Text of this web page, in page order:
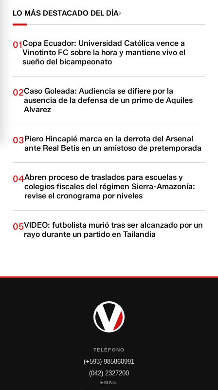
LO MÁS DESTACADO DEL DÍA
01Copa Ecuador: Universidad Católica vence a
Vinotinto FC sobre la hora y mantiene vivo el
sueño del bicampeonato
02Caso Goleada: Audiencia se difiere por la
ausencia de la defensa de un primo de Aquiles
Alvarez
03Piero Hincapié marca en la derrota del Arsenal
ante Real Betis en un amistoso de pretemporada
04Abren proceso de traslados para escuelas y
colegios fiscales del régimen Sierra-Amazonía:
revise el cronograma por niveles
05VIDEO: futbolista murió tras ser alcanzado por un
rayo durante un partido en Tailandia
TELÉFONO
(+593) 985860991
(042) 2327200
EMAIL